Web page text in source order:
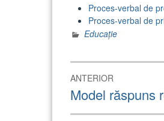
Proces-verbal de
Proces-verbal de
Educație
Navigare
în
articole
ANTERIOR
Articolul
anterior:
Model răspuns